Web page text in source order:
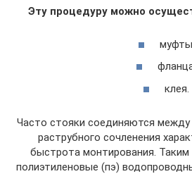
Эту процедуру можно
клея.
Часто стояки соединяются
раструбного сочленения
быстрота монтирования.
полиэтиленовые (пэ)